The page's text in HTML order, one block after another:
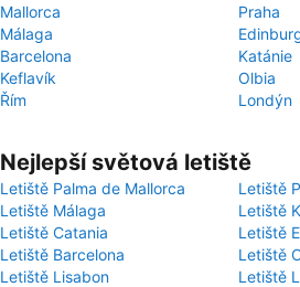
Mallorca
Praha
Málaga
Barcelona
Katánie
Keflavík
Olbia
Řím
Londýn
Nejlepší světová letiště
Letiště Palma de Mallorca
Letiště
Letiště Málaga
Letiště
Letiště Catania
Letiště
Letiště Barcelona
Letiště
Letiště Lisabon
Letiště